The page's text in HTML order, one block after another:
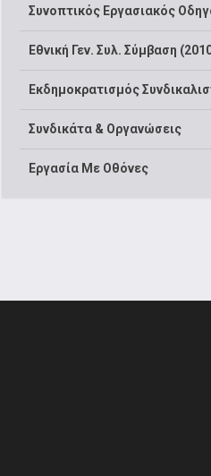
Συνοπτικός Εργασιακός
Εθνική Γεν. Συλ. Σύμβαση
Εκδημοκρατισμός
Συνδικάτα & Οργανώσεις
Εργασία Με Οθόνες